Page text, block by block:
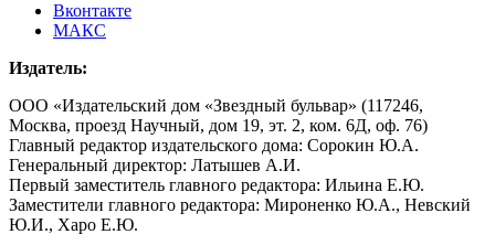
Вконтакте
МАКС
Издатель:
ООО «Издательский дом «Звездный бульвар» (117246,
Москва, проезд Научный, дом 19, эт. 2, ком. 6Д, оф. 76)
Главный редактор издательского дома: Сорокин Ю.А.
Генеральный директор: Латышев А.И.
Первый заместитель главного редактора: Ильина Е.Ю.
Заместители главного редактора: Мироненко Ю.А., Невский
Ю.И., Харо Е.Ю.